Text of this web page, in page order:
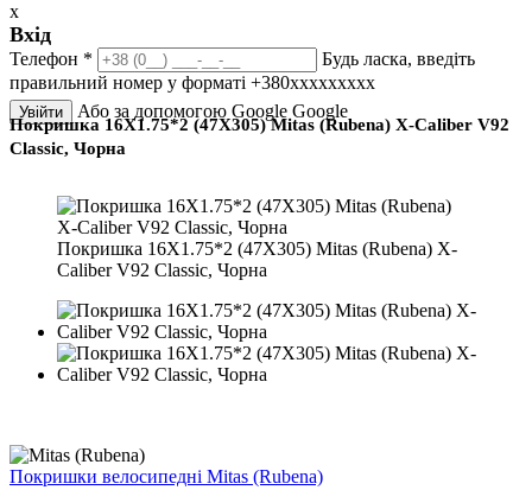
x
Вхід
Телефон *
Будь ласка, введіть
правильний номер у форматі +380ххххххххх
Увійти Або за допомогою Google Google
Покришка 16X1.75*2 (47X305) Mitas (Rubena) X-Caliber V92
Classic, Чорна
Покришка 16X1.75*2 (47X305) Mitas (Rubena) X-
Caliber V92 Classic, Чорна
Покришки велосипедні Mitas (Rubena)